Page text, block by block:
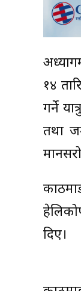
१४
गर्ने
तथा
दिए।